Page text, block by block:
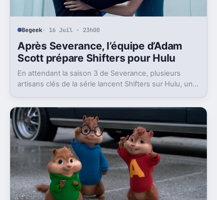
Begeek· 16 Juil · 23h00
Après Severance, l’équipe d’Adam
Scott prépare Shifters pour Hulu
En attendant la saison 3 de Severance, plusieurs
artisans clés de la série lancent Shifters sur Hulu, un